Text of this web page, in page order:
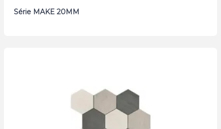
Série MAKE 20MM